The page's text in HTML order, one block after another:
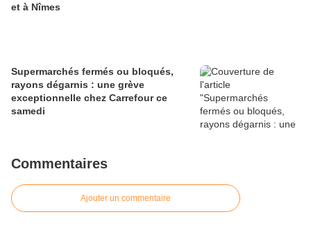
et à Nîmes
Supermarchés fermés ou bloqués,
rayons dégarnis : une grève
exceptionnelle chez Carrefour ce
samedi
Commentaires
Ajouter un commentaire